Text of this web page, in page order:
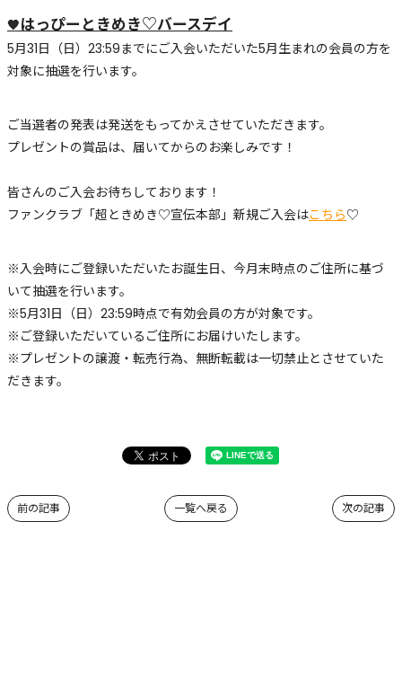
🧡はっぴーときめき♡バースデイ
5月31日（日）23:59までにご入会いただいた5月生まれの会員の方を
対象に抽選を行います。
ご当選者の発表は発送をもってかえさせていただきます。
プレゼントの賞品は、届いてからのお楽しみです！
皆さんのご入会お待ちしております！
ファンクラブ「超ときめき♡宣伝本部」新規ご入会はこちら♡
※入会時にご登録いただいたお誕生日、今月末時点のご住所に基づ
いて抽選を行います。
※5月31日（日）23:59時点で有効会員の方が対象です。
※ご登録いただいているご住所にお届けいたします。
※プレゼントの譲渡・転売行為、無断転載は一切禁止とさせていた
だきます。
次の記事
一覧へ戻る
前の記事